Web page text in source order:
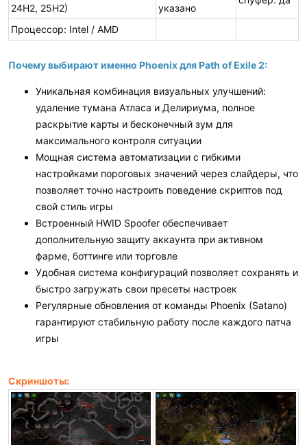
24H2, 25H2) указано
Процессор: Intel / AMD
Почему выбирают именно Phoenix для Path of Exile 2:
Уникальная комбинация визуальных улучшений:
удаление тумана Атласа и Делириума, полное
раскрытие карты и бесконечный зум для
максимального контроля ситуации
Мощная система автоматизации с гибкими
настройками пороговых значений через слайдеры, что
позволяет точно настроить поведение скриптов под
свой стиль игры
Встроенный HWID Spoofer обеспечивает
дополнительную защиту аккаунта при активном
фарме, боттинге или торговле
Удобная система конфигураций позволяет сохранять и
быстро загружать свои пресеты настроек
Регулярные обновления от команды Phoenix (Satano)
гарантируют стабильную работу после каждого патча
игры
Скриншоты: